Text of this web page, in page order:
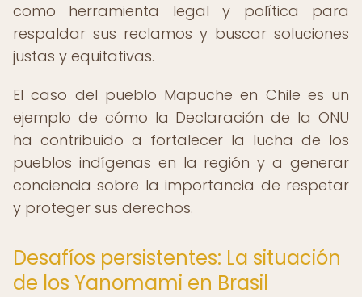
como herramienta legal y política para
respaldar sus reclamos y buscar soluciones
justas y equitativas.
El caso del pueblo Mapuche en Chile es un
ejemplo de cómo la Declaración de la ONU
ha contribuido a fortalecer la lucha de los
pueblos indígenas en la región y a generar
conciencia sobre la importancia de respetar
y proteger sus derechos.
Desafíos persistentes: La situación
de los Yanomami en Brasil